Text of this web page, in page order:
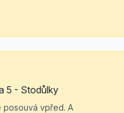
5 - Stodůlky
posouvá vpřed. A